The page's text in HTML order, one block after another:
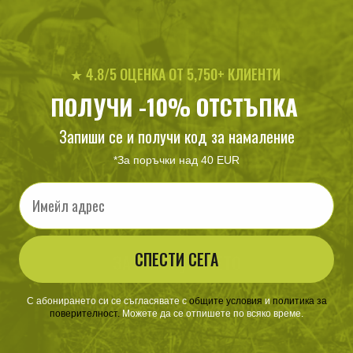
Не можем да намерим продукти, отговарящи на
селекцията.
ЗА ПАЗАРУВАНЕТО
ПОЛЕЗНО ЗА КЛИЕНТА
АБОНАМЕНТ ЗА БЮЛЕТИН
★ 4.8/5 ОЦЕНКА ОТ 5,750+ КЛИЕНТИ
ПОЛУЧИ -10% ОТСТЪПКА
Запиши се и получи код за намаление
*За поръчки над 40 EUR
Email
СПЕСТИ СЕГА
С абонирането си се съгласявате с​общите условия и политика за
поверителност. Можете да се отпишете по всяко време.